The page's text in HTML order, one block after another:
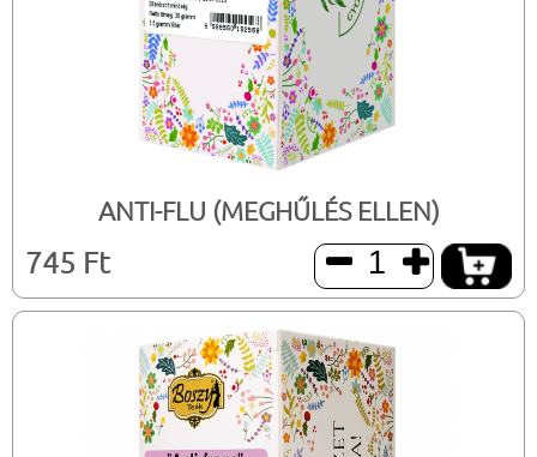
ANTI-FLU (MEGHŰLÉS ELLEN)
745 Ft  